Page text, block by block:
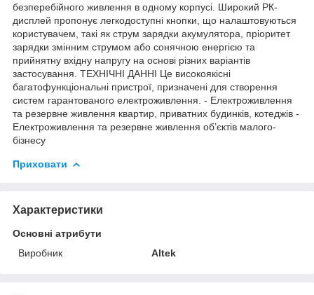
безперебійного живлення в одному корпусі. Широкий РК-
дисплей пропонує легкодоступні кнопки, що налаштовуються
користувачем, такі як струм зарядки акумулятора, пріоритет
зарядки змінним струмом або сонячною енергією та
прийнятну вхідну напругу на основі різних варіантів
застосування. ТЕХНІЧНІ ДАННІ Це високоякісні
багатофункціональні пристрої, призначені для створення
систем гарантованого електроживлення. - Електроживлення
та резервне живлення квартир, приватних будинків, котеджів -
Електроживлення та резервне живлення об’єктів малого-
бізнесу
Приховати
Характеристики
Основні атрибути
Виробник
Altek